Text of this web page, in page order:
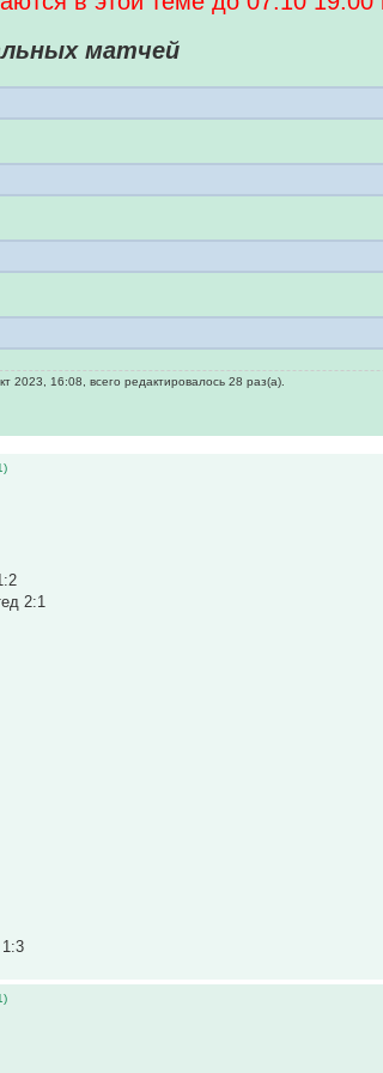
матчей
2023, 16:08, всего редактировалось 28 раз(а).
2:1